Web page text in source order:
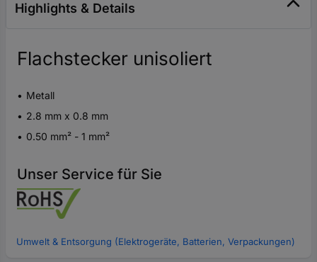
Highlights & Details
Flachstecker unisoliert
Metall
2.8 mm x 0.8 mm
0.50 mm² - 1 mm²
Unser Service für Sie
Umwelt & Entsorgung (Elektrogeräte, Batterien, Verpackungen)